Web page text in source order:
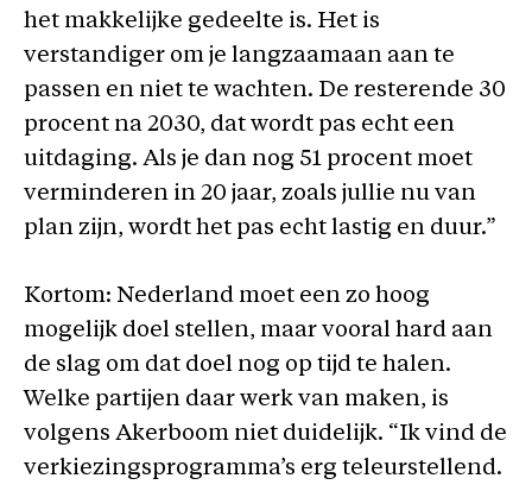
het makkelijke gedeelte is. Het is
verstandiger om je langzaamaan aan te
passen en niet te wachten. De resterende 30
procent na 2030, dat wordt pas echt een
uitdaging. Als je dan nog 51 procent moet
verminderen in 20 jaar, zoals jullie nu van
plan zijn, wordt het pas echt lastig en duur.”
Kortom: Nederland moet een zo hoog
mogelijk doel stellen, maar vooral hard aan
de slag om dat doel nog op tijd te halen.
Welke partijen daar werk van maken, is
volgens Akerboom niet duidelijk. “Ik vind de
verkiezingsprogramma’s erg teleurstellend.